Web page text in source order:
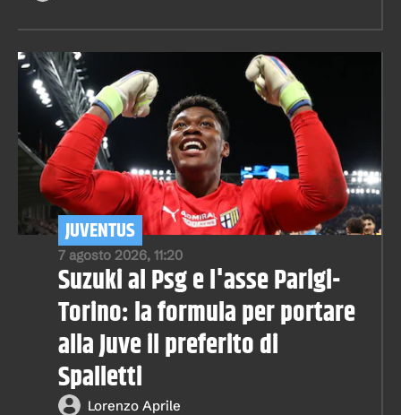
7 agosto 2026, 11:20
JUVENTUS
Suzuki al Psg e l'asse Parigi-
Torino: la formula per portare
alla Juve il preferito di
Spalletti
Lorenzo Aprile